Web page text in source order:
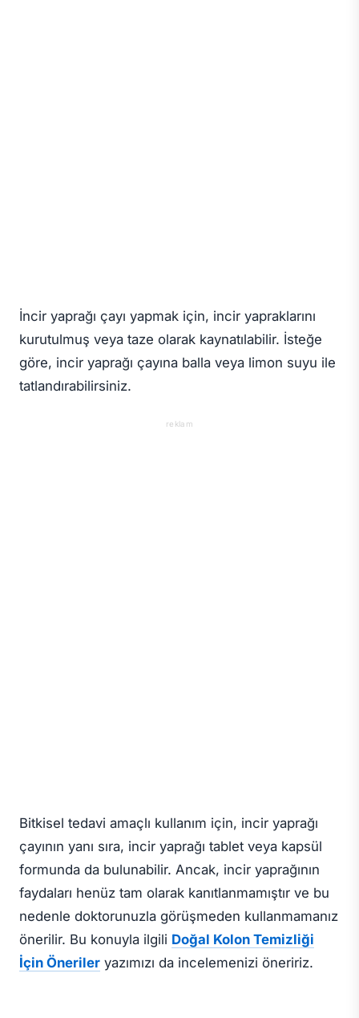
İncir yaprağı çayı yapmak için, incir yapraklarını
kurutulmuş veya taze olarak kaynatılabilir. İsteğe
göre, incir yaprağı çayına balla veya limon suyu ile
tatlandırabilirsiniz.
reklam
Bitkisel tedavi amaçlı kullanım için, incir yaprağı
çayının yanı sıra, incir yaprağı tablet veya kapsül
formunda da bulunabilir. Ancak, incir yaprağının
faydaları henüz tam olarak kanıtlanmamıştır ve bu
nedenle doktorunuzla görüşmeden kullanmamanız
önerilir. Bu konuyla ilgili Doğal Kolon Temizliği
İçin Öneriler yazımızı da incelemenizi öneririz.